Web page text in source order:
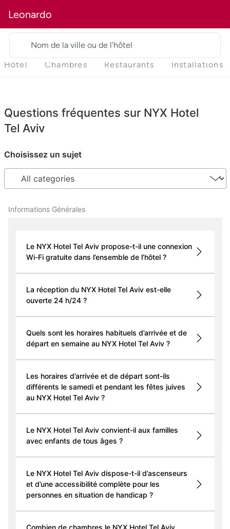
Leonardo
Nom de la ville ou de l'hôtel
Hôtel Chambres Restaurants Installations
Questions fréquentes sur NYX Hotel
Tel Aviv
Choisissez un sujet
Informations Générales
Le NYX Hotel Tel Aviv propose-t-il une connexion
Wi-Fi gratuite dans l’ensemble de l’hôtel ?
La réception du NYX Hotel Tel Aviv est-elle
ouverte 24 h/24 ?
Quels sont les horaires habituels d’arrivée et de
départ en semaine au NYX Hotel Tel Aviv ?
Les horaires d’arrivée et de départ sont-ils
différents le samedi et pendant les fêtes juives
au NYX Hotel Tel Aviv ?
Le NYX Hotel Tel Aviv convient-il aux familles
avec enfants de tous âges ?
Le NYX Hotel Tel Aviv dispose-t-il d’ascenseurs
et d’une accessibilité complète pour les
personnes en situation de handicap ?